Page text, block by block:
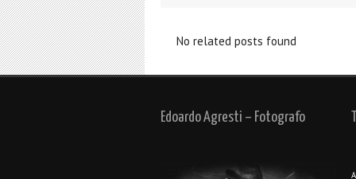
No related posts found
Edoardo Agresti – Fotografo